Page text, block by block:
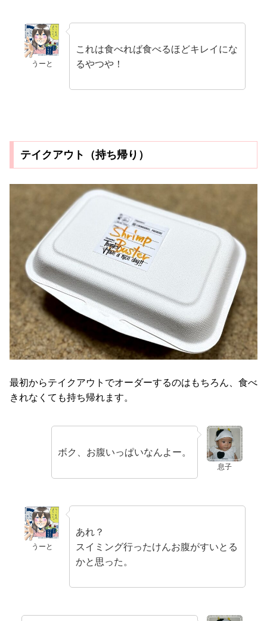
うーと
これは食べれば食べるほどキレイにな
るやつや！
テイクアウト（持ち帰り）
最初からテイクアウトでオーダーするのはもちろん、食べ
きれなくても持ち帰れます。
息子
ボク、お腹いっぱいなんよー。
うーと
あれ？
スイミング行ったけんお腹がすいとる
かと思った。